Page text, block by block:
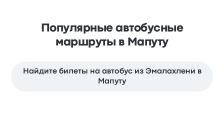
Популярные автобусные
маршруты в Мапуту
Найдите билеты на автобус из Эмалахлени в
Мапуту